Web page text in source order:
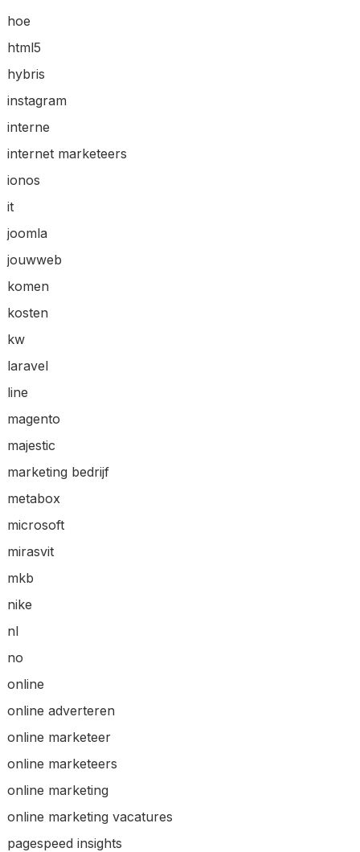
hoe
html5
hybris
instagram
interne
internet marketeers
ionos
it
joomla
jouwweb
komen
kosten
kw
laravel
line
magento
majestic
marketing bedrijf
metabox
microsoft
mirasvit
mkb
nike
nl
no
online
online adverteren
online marketeer
online marketeers
online marketing
online marketing vacatures
pagespeed insights